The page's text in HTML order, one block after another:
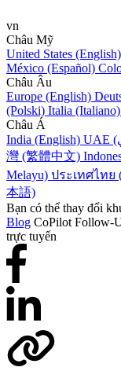
vn
Châu Mỹ
United States (English)
México (Español)
Châu Âu
Europe (English)
(Polski) Italia (Italiano)
Châu Á
India (English)
灣 (繁體中文)
Melayu) ประเทศไทย
本語)
Bạn có thể thay đổi
Blog CoPilot Follow-
trực tuyến